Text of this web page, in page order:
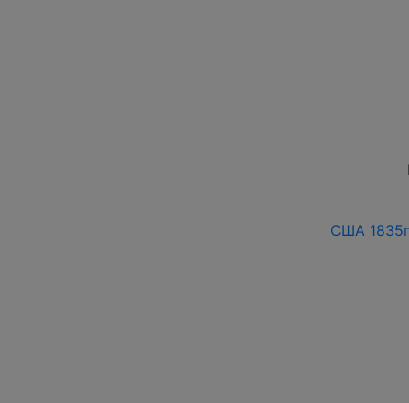
США